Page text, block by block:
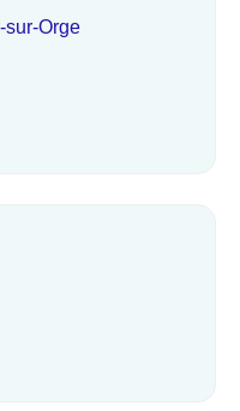
sur-Orge